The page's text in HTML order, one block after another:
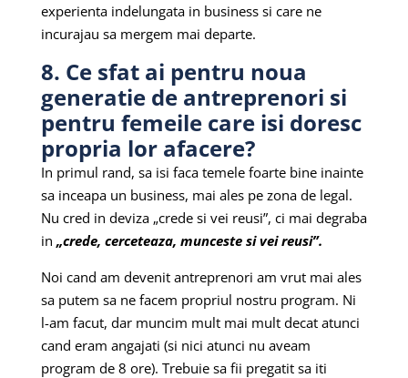
experienta indelungata in business si care ne
incurajau sa mergem mai departe.
8. Ce sfat ai pentru noua
generatie de antreprenori si
pentru femeile care isi doresc
propria lor afacere?
In primul rand, sa isi faca temele foarte bine inainte
sa inceapa un business, mai ales pe zona de legal.
Nu cred in deviza „crede si vei reusi”, ci mai degraba
in „crede, cerceteaza, munceste si vei reusi”.
Noi cand am devenit antreprenori am vrut mai ales
sa putem sa ne facem propriul nostru program. Ni
l-am facut, dar muncim mult mai mult decat atunci
cand eram angajati (si nici atunci nu aveam
program de 8 ore). Trebuie sa fii pregatit sa iti